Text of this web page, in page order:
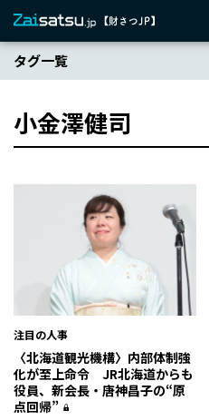
タグ一覧
小金澤健司
注目の人事
〈北海道観光機構〉内部体制強
化が至上命令 JR北海道からも
役員、新会長・唐神昌子の“原
点回帰”